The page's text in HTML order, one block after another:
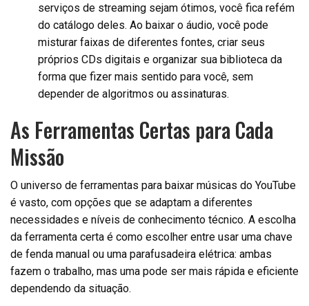
serviços de streaming sejam ótimos, você fica refém
do catálogo deles. Ao baixar o áudio, você pode
misturar faixas de diferentes fontes, criar seus
próprios CDs digitais e organizar sua biblioteca da
forma que fizer mais sentido para você, sem
depender de algoritmos ou assinaturas.
As Ferramentas Certas para Cada
Missão
O universo de ferramentas para baixar músicas do YouTube
é vasto, com opções que se adaptam a diferentes
necessidades e níveis de conhecimento técnico. A escolha
da ferramenta certa é como escolher entre usar uma chave
de fenda manual ou uma parafusadeira elétrica: ambas
fazem o trabalho, mas uma pode ser mais rápida e eficiente
dependendo da situação.